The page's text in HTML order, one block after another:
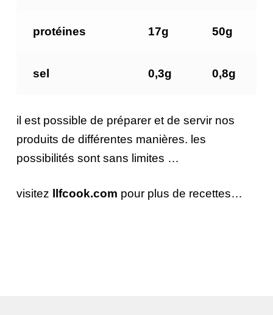
protéines 17g 50g
sel 0,3g 0,8g
il est possible de préparer et de servir nos
produits de différentes manières. les
possibilités sont sans limites …
visitez llfcook.com pour plus de recettes…